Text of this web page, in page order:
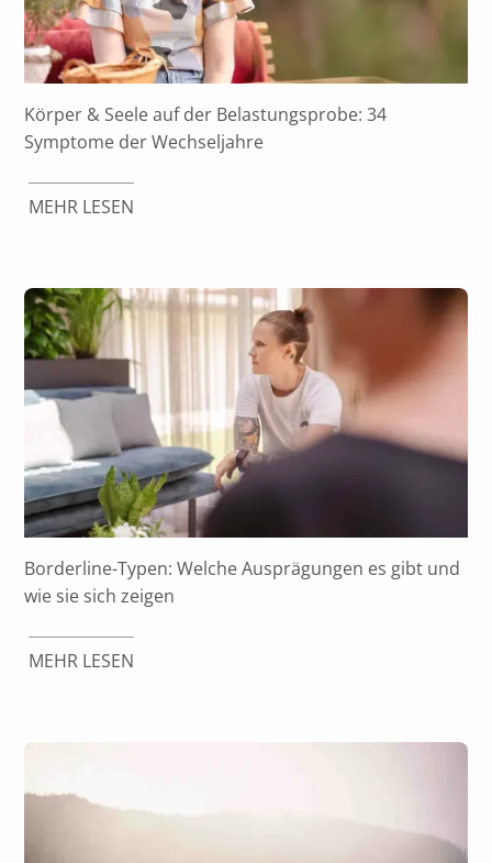
Körper & Seele auf der Belastungsprobe: 34
Symptome der Wechseljahre
MEHR LESEN
Borderline-Typen: Welche Ausprägungen es gibt und
wie sie sich zeigen
MEHR LESEN